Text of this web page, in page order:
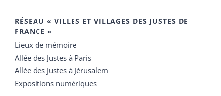
RÉSEAU « VILLES ET VILLAGES DES JUSTES DE
FRANCE »
Lieux de mémoire
Allée des Justes à Paris
Allée des Justes à Jérusalem
Expositions numériques